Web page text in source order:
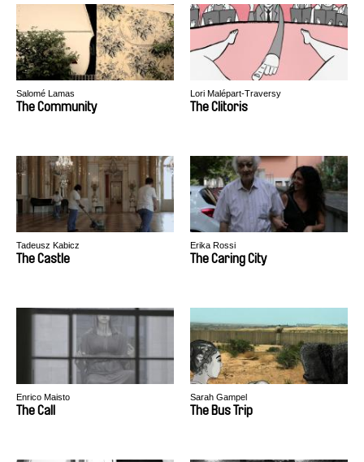
Salomé Lamas
The Community
Lori Malépart-Traversy
The Clitoris
Tadeusz Kabicz
The Castle
Erika Rossi
The Caring City
Enrico Maisto
The Call
Sarah Gampel
The Bus Trip